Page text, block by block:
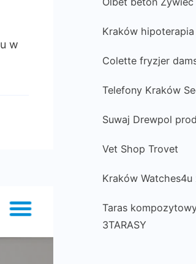
w
Kraków hipoterapia
Colette fryzjer
Telefony Kraków
Suwaj Drewpol
Vet Shop Trovet
Kraków Watches4u
Taras
3TARASY